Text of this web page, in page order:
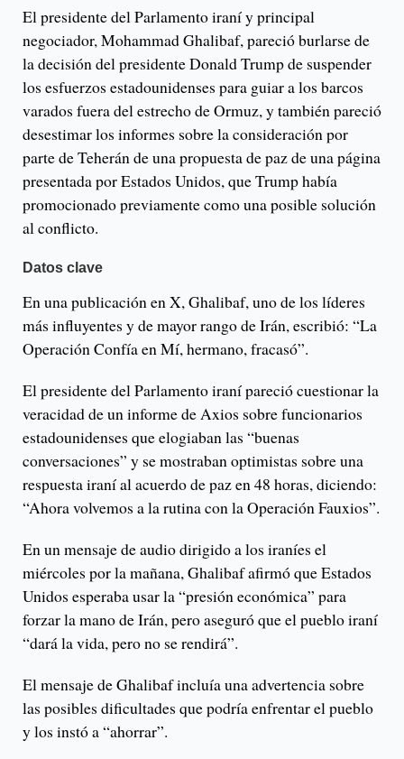
El presidente del Parlamento iraní y principal
negociador, Mohammad Ghalibaf, pareció burlarse de
la decisión del presidente Donald Trump de suspender
los esfuerzos estadounidenses para guiar a los barcos
varados fuera del estrecho de Ormuz, y también pareció
desestimar los informes sobre la consideración por
parte de Teherán de una propuesta de paz de una página
presentada por Estados Unidos, que Trump había
promocionado previamente como una posible solución
al conflicto.
Datos clave
En una publicación en X, Ghalibaf, uno de los líderes
más influyentes y de mayor rango de Irán, escribió: “La
Operación Confía en Mí, hermano, fracasó”.
El presidente del Parlamento iraní pareció cuestionar la
veracidad de un informe de Axios sobre funcionarios
estadounidenses que elogiaban las “buenas
conversaciones” y se mostraban optimistas sobre una
respuesta iraní al acuerdo de paz en 48 horas, diciendo:
“Ahora volvemos a la rutina con la Operación Fauxios”.
En un mensaje de audio dirigido a los iraníes el
miércoles por la mañana, Ghalibaf afirmó que Estados
Unidos esperaba usar la “presión económica” para
forzar la mano de Irán, pero aseguró que el pueblo iraní
“dará la vida, pero no se rendirá”.
El mensaje de Ghalibaf incluía una advertencia sobre
las posibles dificultades que podría enfrentar el pueblo
y los instó a “ahorrar”.